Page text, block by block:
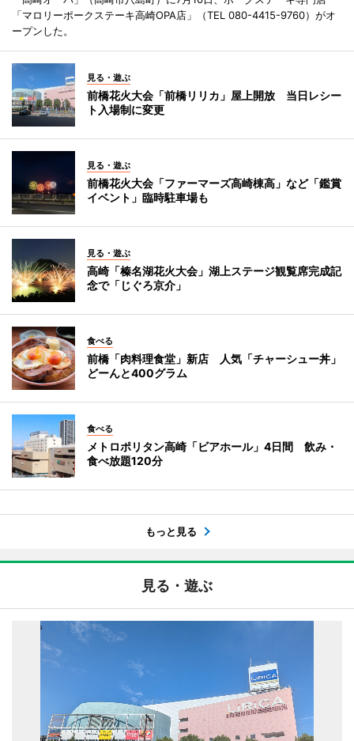
「マロリーポークステーキ高崎OPA店」（TEL 080-4415-9760）がオ
ープンした。
見る・遊ぶ
前橋花火大会「前橋リリカ」屋上開放 当日レシー
ト入場制に変更
見る・遊ぶ
前橋花火大会「ファーマーズ高崎棟高」など「鑑賞
イベント」臨時駐車場も
見る・遊ぶ
高崎「榛名湖花火大会」湖上ステージ観覧席完成記
念で「じぐろ京介」
食べる
前橋「肉料理食堂」新店 人気「チャーシュー丼」
どーんと400グラム
食べる
メトロポリタン高崎「ビアホール」4日間 飲み・
食べ放題120分
もっと見る
見る・遊ぶ